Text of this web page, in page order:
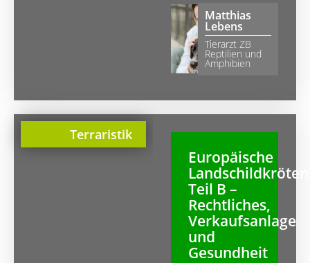
Matthias
Lebens
Tierarzt ZB
Reptilien und
Amphibien
Terraristik
Europäische
Landschildkröten
Teil B –
Rechtliches,
Verkaufsanlage
und
Gesundheit